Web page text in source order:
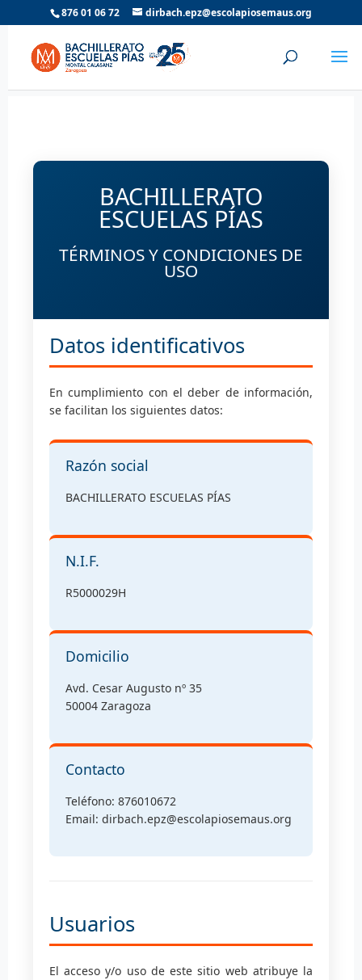
876 01 06 72 dirbach.epz@escolapiosemaus.org
BACHILLERATO
ESCUELAS PÍAS
TÉRMINOS Y CONDICIONES DE
USO
Datos identificativos
En cumplimiento con el deber de información,
se facilitan los siguientes datos:
Razón social
BACHILLERATO ESCUELAS PÍAS
N.I.F.
R5000029H
Domicilio
Avd. Cesar Augusto nº 35
50004 Zaragoza
Contacto
Teléfono: 876010672
Email: dirbach.epz@escolapiosemaus.org
Usuarios
El acceso y/o uso de este sitio web atribuye la